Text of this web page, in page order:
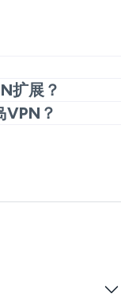
有禁止的法律，
非法在线活动
无论有无VPN
扩展？
费马恩岛
VPN？